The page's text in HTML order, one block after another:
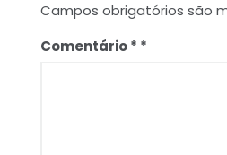
Campos obrigatórios são
Comentário*